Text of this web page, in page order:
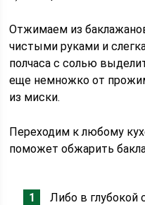
Отжимаем из
чистыми руками и
полчаса с солью
еще немножко от
из миски.
Переходим к любому
поможет обжарить
Либо в